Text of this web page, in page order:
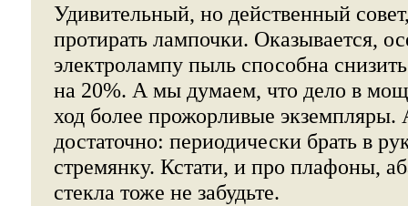
Удивительный, но действенный
протирать лампочки. Оказывается,
электролампу пыль способна
на 20%. А мы думаем, что дело в
ход более прожорливые экземпляры.
достаточно: периодически брать в
стремянку. Кстати, и про плафоны,
стекла тоже не забудьте.